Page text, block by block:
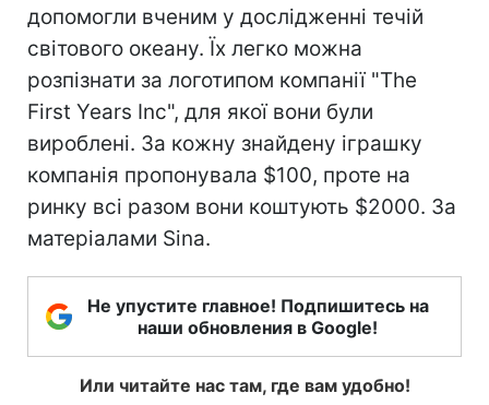
допомогли вченим у дослідженні течій
світового океану. Їх легко можна
розпізнати за логотипом компанії "The
First Years Inc", для якої вони були
вироблені. За кожну знайдену іграшку
компанія пропонувала $100, проте на
ринку всі разом вони коштують $2000. За
матеріалами Sina.
Не упустите главное! Подпишитесь на
наши обновления в Google!
Или читайте нас там, где вам удобно!